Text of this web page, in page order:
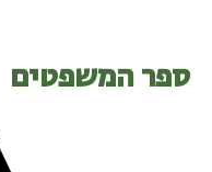
ספר המשפטים